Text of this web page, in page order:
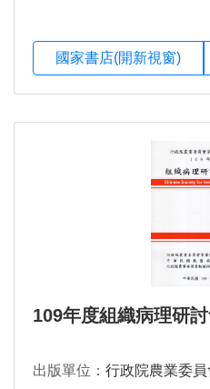
國家書店(開新視窗)
109年度組織病理研
出版單位： 行政院農業委